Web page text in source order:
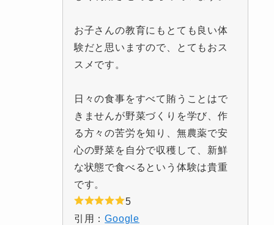
お子さんの教育にもとても良い体
験だと思いますので、とてもおス
スメです。
日々の食事をすべて賄うことはで
きませんが野菜づくりを学び、作
る方々の苦労を知り、無農薬で安
心の野菜を自分で収穫して、新鮮
な状態で食べるという体験は貴重
です。
5
引用：Google